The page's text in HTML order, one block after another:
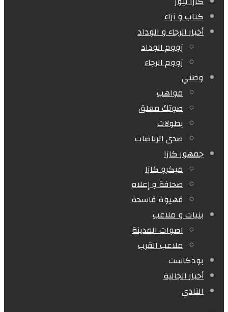
كتاب و آراء
أخبار الرجاء و الوداد
زووم الوداد
زووم الرجاء
وطني
مواهب
صوتك معلق
بطولات
صدى الرياضات
جمهور كازا
ميكرو كازا
صحافة و إعلام
قهيوة قاسحة
بنيات و ملاعب
اصوات المدينة
ملاعب القرب
بودكاست
أخبار الجالية
النادي